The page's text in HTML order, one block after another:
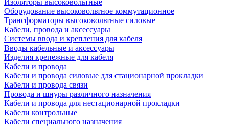
Изоляторы высоковольтные
Оборудование высоковольтное коммутационное
Трансформаторы высоковольтные силовые
Кабели, провода и аксессуары
Системы ввода и крепления для кабеля
Вводы кабельные и аксессуары
Изделия крепежные для кабеля
Кабели и провода
Кабели и провода силовые для стационарной прокладки
Кабели и провода связи
Провода и шнуры различного назначения
Кабели и провода для нестационарной прокладки
Кабели контрольные
Кабели специального назначения